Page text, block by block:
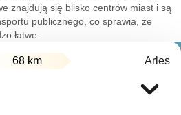
znajdują się blisko centrów miast i są
publicznego, co sprawia, że
łatwe.
68 km Arles